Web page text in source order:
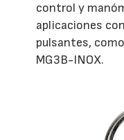
control y
aplicaciones
pulsantes,
MG3B-INOX.